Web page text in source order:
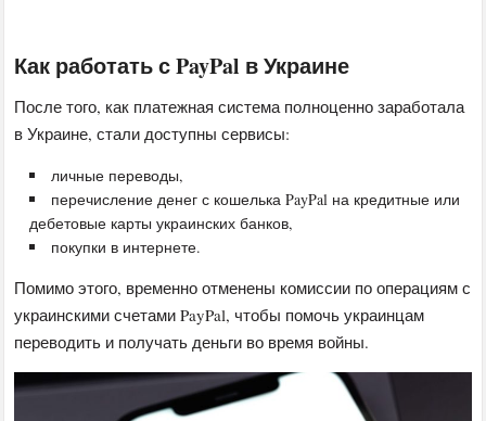
Как работать с PayPal в Украине
После того, как платежная система полноценно заработала
в Украине, стали доступны сервисы:
личные переводы,
перечисление денег с кошелька PayPal на кредитные или
дебетовые карты украинских банков,
покупки в интернете.
Помимо этого, временно отменены комиссии по операциям с
украинскими счетами PayPal, чтобы помочь украинцам
переводить и получать деньги во время войны.